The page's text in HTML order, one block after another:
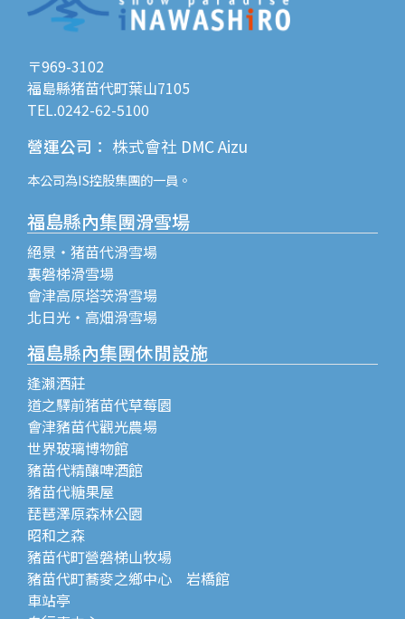
〒969-3102
福島縣猪苗代町葉山7105
TEL.0242-62-5100
營運公司 ： 株式會社 DMC Aizu
本公司為IS控股集團的一員。
福島縣內集團滑雪場
絕景・猪苗代滑雪場
裏磐梯滑雪場
會津高原塔茨滑雪場
北日光・高畑滑雪場
福島縣內集團休閒設施
逢瀨酒莊
道之驛前猪苗代草莓園
會津豬苗代觀光農場
世界玻璃博物館
豬苗代精釀啤酒館
豬苗代糖果屋
琵琶澤原森林公園
昭和之森
豬苗代町營磐梯山牧場
豬苗代町蕎麥之鄉中心 岩橋館
車站亭